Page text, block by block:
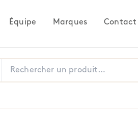
Équipe Marques Contact